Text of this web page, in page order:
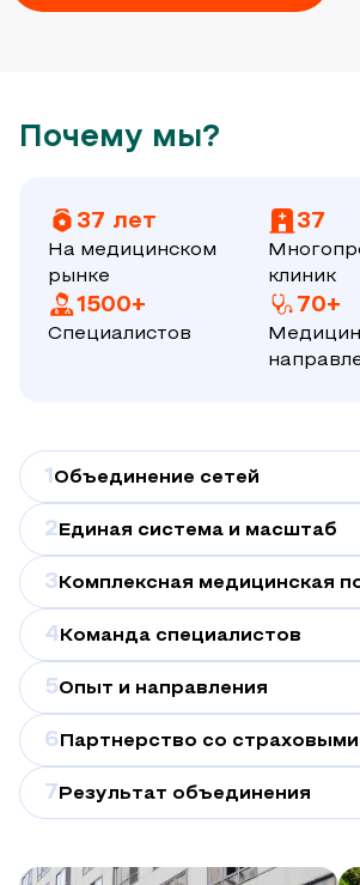
Почему мы?
37 лет
На медицинском
рынке
37
клиник
1500+
Специалистов
70+
1 Объединение сетей
2 Единая система и масштаб
3 Комплексная медицинская
4 Команда специалистов
5Опыт и направления
6 Партнерство со
7 Результат объединения